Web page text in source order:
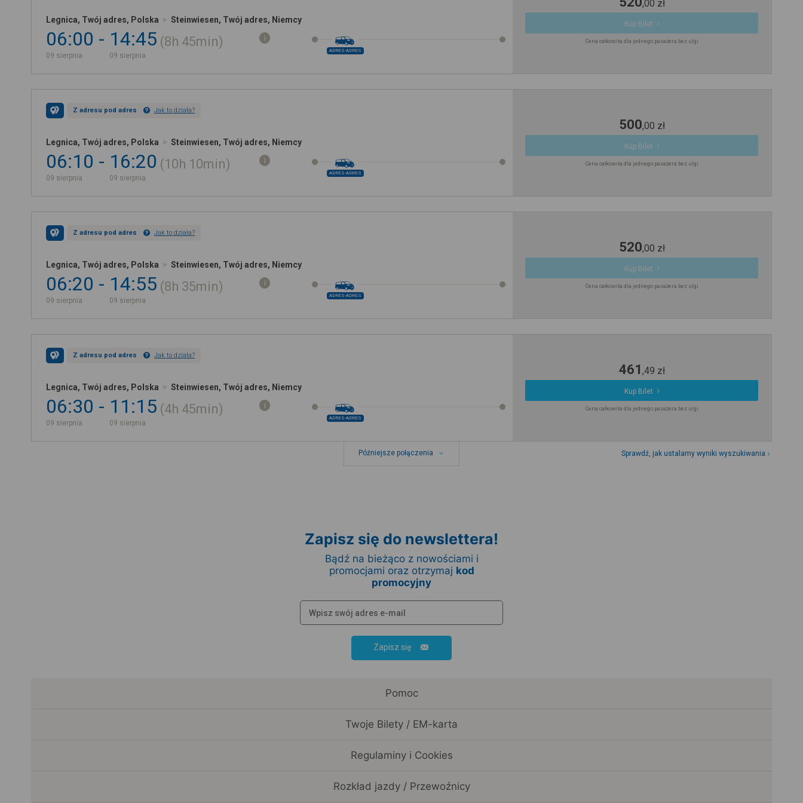
Legnica, Twój adres, Polska Steinwiesen, Twój adres, Niemcy
06:00
09 sierpnia
14:45
09 sierpnia
8h 45min
ADRES-ADRES
,00 zł
Kup Bilet
Cena całkowita dla jednego pasażera bez ulgi
Z adresu pod adres Jak to działa?
Legnica, Twój adres, Polska Steinwiesen, Twój adres, Niemcy
06:10
09 sierpnia
16:20
09 sierpnia
10h 10min
ADRES-ADRES
500,00 zł
Kup Bilet
Cena całkowita dla jednego pasażera bez ulgi
Z adresu pod adres Jak to działa?
Legnica, Twój adres, Polska Steinwiesen, Twój adres, Niemcy
06:20
09 sierpnia
14:55
09 sierpnia
8h 35min
ADRES-ADRES
520,00 zł
Kup Bilet
Cena całkowita dla jednego pasażera bez ulgi
Z adresu pod adres Jak to działa?
Legnica, Twój adres, Polska Steinwiesen, Twój adres, Niemcy
06:30
09 sierpnia
11:15
09 sierpnia
4h 45min
ADRES-ADRES
461 ,49 zł
Kup Bilet
Cena całkowita dla jednego pasażera bez ulgi
Późniejsze połączenia Sprawdź, jak ustalamy wyniki wyszukiwania
Zapisz się do newslettera!
Bądź na bieżąco z nowościami i
promocjami oraz otrzymaj kod
promocyjny
Zapisz się
Pomoc
Twoje Bilety / EM-karta
Regulaminy i Cookies
Rozkład jazdy / Przewoźnicy